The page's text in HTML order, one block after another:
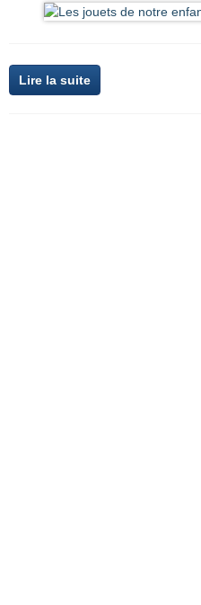
Lire la suite